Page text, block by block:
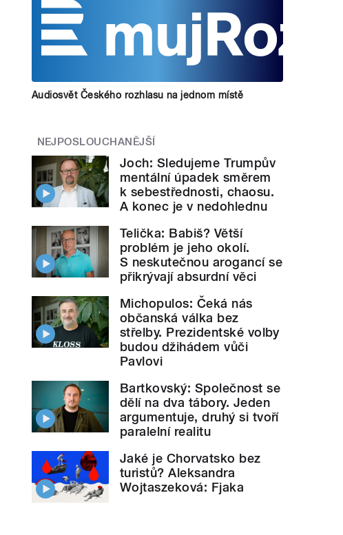
Audiosvět Českého rozhlasu na jednom místě
NEJPOSLOUCHANĚJŠÍ
Joch: Sledujeme Trumpův
mentální úpadek směrem
k sebestřednosti, chaosu.
A konec je v nedohlednu
Telička: Babiš? Větší
problém je jeho okolí.
S neskutečnou arogancí se
přikrývají absurdní věci
Michopulos: Čeká nás
občanská válka bez
střelby. Prezidentské volby
budou džihádem vůči
Pavlovi
Bartkovský: Společnost se
dělí na dva tábory. Jeden
argumentuje, druhý si tvoří
paralelní realitu
Jaké je Chorvatsko bez
turistů? Aleksandra
Wojtaszeková: Fjaka